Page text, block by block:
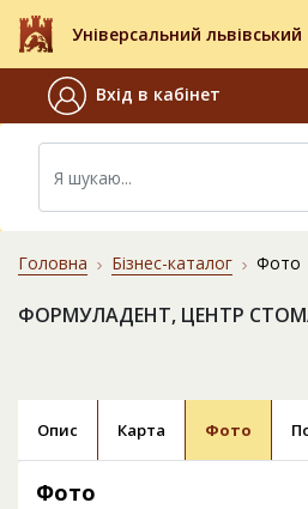
Універсальний
Вхід в кабінет
Головна Бізнес-каталог Фото
ФОРМУЛАДЕНТ, ЦЕНТР
Опис Карта Фото
Фото